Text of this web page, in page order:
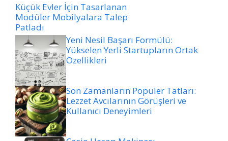
Küçük Evler İçin Tasarlanan
Modüler Mobilyalara Talep
Patladı
Yeni Nesil Başarı Formülü:
Yükselen Yerli Startupların Ortak
Özellikleri
Son Zamanların Popüler Tatları:
Lezzet Avcılarının Görüşleri ve
Kullanıcı Deneyimleri